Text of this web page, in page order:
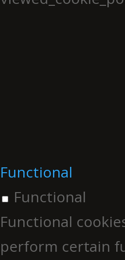
Functional
Functional
Functional
perform certain